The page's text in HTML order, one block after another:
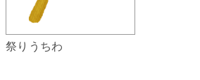
祭りうちわ